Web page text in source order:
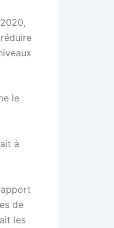
le
à
de
les